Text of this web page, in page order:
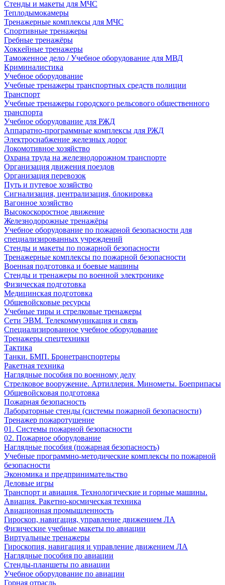
Стенды и макеты для МЧС
Теплодымокамеры
Тренажерные комплексы для МЧС
Спортивные тренажеры
Гребные тренажёры
Хоккейные тренажеры
Таможенное дело / Учебное оборудование для МВД
Криминалистика
Учебное оборудование
Учебные тренажеры транспортных средств полиции
Транспорт
Учебные тренажеры городского рельсового общественного
транспорта
Учебное оборудование для РЖД
Аппаратно-программные комплексы для РЖД
Электроснабжение железных дорог
Локомотивное хозяйство
Охрана труда на железнодорожном транспорте
Организация движения поездов
Организация перевозок
Путь и путевое хозяйство
Сигнализация, централизация, блокировка
Вагонное хозяйство
Высокоскоростное движение
Железнодорожные тренажёры
Учебное оборудование по пожарной безопасности для
специализированных учреждений
Стенды и макеты по пожарной безопасности
Тренажерные комплексы по пожарной безопасности
Военная подготовка и боевые машины
Стенды и тренажеры по военной электронике
Физическая подготовка
Медицинская подготовка
Общевойсковые ресурсы
Учебные тиры и стрелковые тренажеры
Сети ЭВМ. Телекоммуникация и связь
Специализированное учебное оборудование
Тренажеры спецтехники
Тактика
Танки. БМП. Бронетранспортеры
Ракетная техника
Наглядные пособия по военному делу
Стрелковое вооружение. Артиллерия. Минометы. Боеприпасы
Общевойсковая подготовка
Пожарная безопасность
Лабораторные стенды (системы пожарной безопасности)
Тренажер пожаротушение
01. Системы пожарной безопасности
02. Пожарное оборудование
Наглядные пособия (пожарная безопасность)
Учебные программно-методические комплексы по пожарной
безопасности
Экономика и предпринимательство
Деловые игры
Транспорт и авиация. Технологические и горные машины.
Авиация. Ракетно-космическая техника
Авиационная промышленность
Гироскоп, навигация, управление движением ЛА
Физические учебные макеты по авиации
Виртуальные тренажеры
Гироскопия, навигация и управление движением ЛА
Наглядные пособия по авиации
Стенды-планшеты по авиации
Учебное оборудование по авиации
Горная отрасль